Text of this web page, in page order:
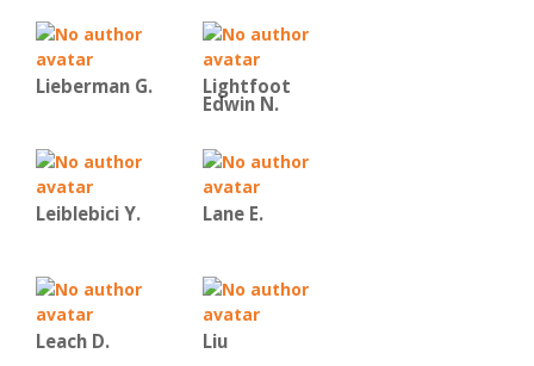
Lieberman G. Lightfoot
Edwin N.
Leiblebici Y. Lane E.
Leach D. Liu